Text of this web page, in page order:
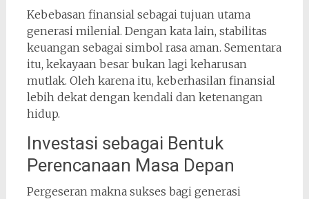
Kebebasan finansial sebagai tujuan utama
generasi milenial. Dengan kata lain, stabilitas
keuangan sebagai simbol rasa aman. Sementara
itu, kekayaan besar bukan lagi keharusan
mutlak. Oleh karena itu, keberhasilan finansial
lebih dekat dengan kendali dan ketenangan
hidup.
Investasi sebagai Bentuk
Perencanaan Masa Depan
Pergeseran makna sukses bagi generasi